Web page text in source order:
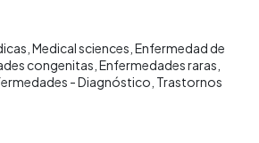
Medical sciences Enfermedad de
congenitas Enfermedades raras
- Diagnóstico Trastornos